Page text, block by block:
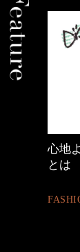
心地
とは